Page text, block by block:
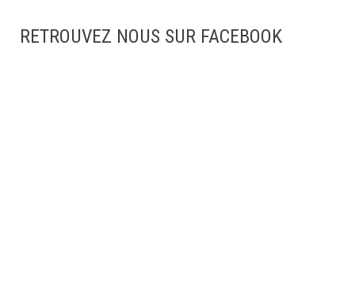
RETROUVEZ NOUS SUR FACEBOOK